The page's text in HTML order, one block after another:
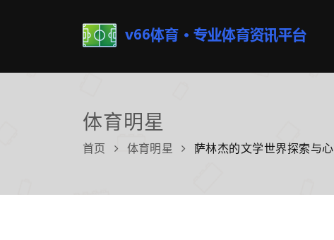
体育明星
首页 体育明星 萨林杰的文学世界探索与